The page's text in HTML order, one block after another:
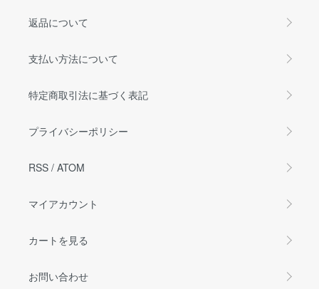
返品について
支払い方法について
特定商取引法に基づく表記
プライバシーポリシー
RSS / ATOM
マイアカウント
カートを見る
お問い合わせ